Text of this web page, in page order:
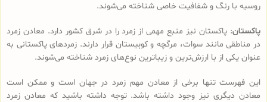
روسیه با رنگ و شفافیت خاصی شناخته می‌شوند.
پاکستان: پاکستان نیز منبع مهمی از زمرد را در شرق کشور دارد. معادن زمرد
در مناطقی مانند سوات، مرگچه و کوہیستان قرار دارند. زمردهای پاکستانی به
عنوان یکی از با ارزش‌ترین و زیباترین نوع‌های زمرد شناخته می‌شوند.
این فهرست تنها برخی از معادن مهم زمرد در جهان است و ممکن است
معادن دیگری نیز وجود داشته باشد. توجه داشته باشید که معادن زمرد